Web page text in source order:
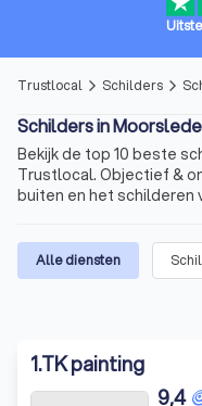
Trustlocal arrow_forward_ios Schilders arrow_forward_ios
Schilders in Moorslede
Bekijk de top 10 beste
Trustlocal. Objectief &
buiten en het schilderen
Alle diensten
1.TK painting
9,4